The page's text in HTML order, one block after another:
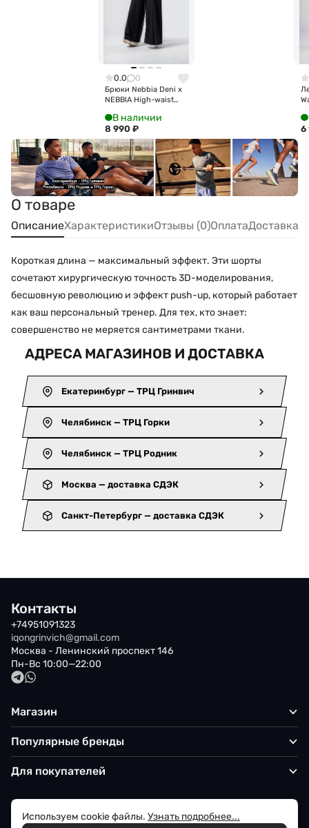
0.0 0
Брюки Nebbia Deni x
NEBBIA High-waist
В наличии
8 990 ₽ 6
О товаре
ОписаниеХарактеристикиОтзывы (0)ОплатаДоставка
Короткая длина — максимальный эффект. Эти шорты
сочетают хирургическую точность 3D-моделирования,
бесшовную революцию и эффект push-up, который работает
как ваш персональный тренер. Для тех, кто знает:
совершенство не меряется сантиметрами ткани.
АДРЕСА МАГАЗИНОВ И ДОСТАВКА
Екатеринбург — ТРЦ Гринвич
Челябинск — ТРЦ Горки
Челябинск — ТРЦ Родник
Москва — доставка СДЭК
Санкт-Петербург — доставка СДЭК
Контакты
+74951091323
iqongrinvich@gmail.com
Москва - Ленинский проспект 146
Пн-Вс 10:00—22:00
Магазин
Популярные бренды
Для покупателей
Используем cookie файлы. Узнать подробнее...